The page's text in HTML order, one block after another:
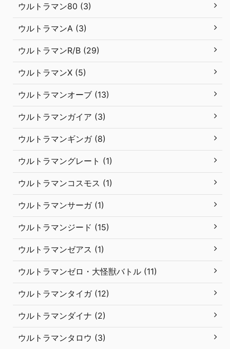
ウルトラマン80 (3)
ウルトラマンA (3)
ウルトラマンR/B (29)
ウルトラマンX (5)
ウルトラマンオーブ (13)
ウルトラマンガイア (3)
ウルトラマンギンガ (8)
ウルトラマングレート (1)
ウルトラマンコスモス (1)
ウルトラマンサーガ (1)
ウルトラマンジード (15)
ウルトラマンゼアス (1)
ウルトラマンゼロ・大怪獣バトル (11)
ウルトラマンタイガ (12)
ウルトラマンダイナ (2)
ウルトラマンタロウ (3)